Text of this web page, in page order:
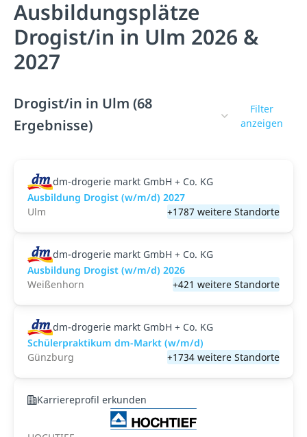
Ausbildungsplätze
Drogist/in in Ulm 2026 &
2027
Drogist/in in Ulm (68
Ergebnisse)
Filter
anzeigen
dm-drogerie markt GmbH + Co. KG
Ausbildung Drogist (w/m/d) 2027
Ulm
+1787 weitere Standorte
dm-drogerie markt GmbH + Co. KG
Ausbildung Drogist (w/m/d) 2026
Weißenhorn
+421 weitere Standorte
dm-drogerie markt GmbH + Co. KG
Schülerpraktikum dm-Markt (w/m/d)
Günzburg
+1734 weitere Standorte
Karriereprofil erkunden